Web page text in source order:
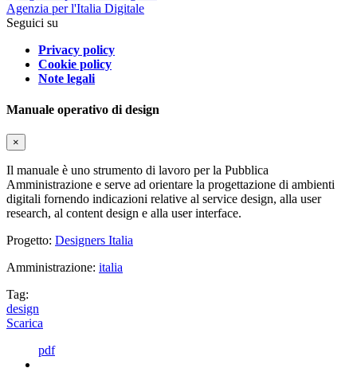
Agenzia per l'Italia Digitale
Seguici su
Privacy policy
Cookie policy
Note legali
Manuale operativo di design
×
Il manuale è uno strumento di lavoro per la Pubblica
Amministrazione e serve ad orientare la progettazione di ambienti
digitali fornendo indicazioni relative al service design, alla user
research, al content design e alla user interface.
Progetto: Designers Italia
Amministrazione: italia
Tag:
design
Scarica
pdf